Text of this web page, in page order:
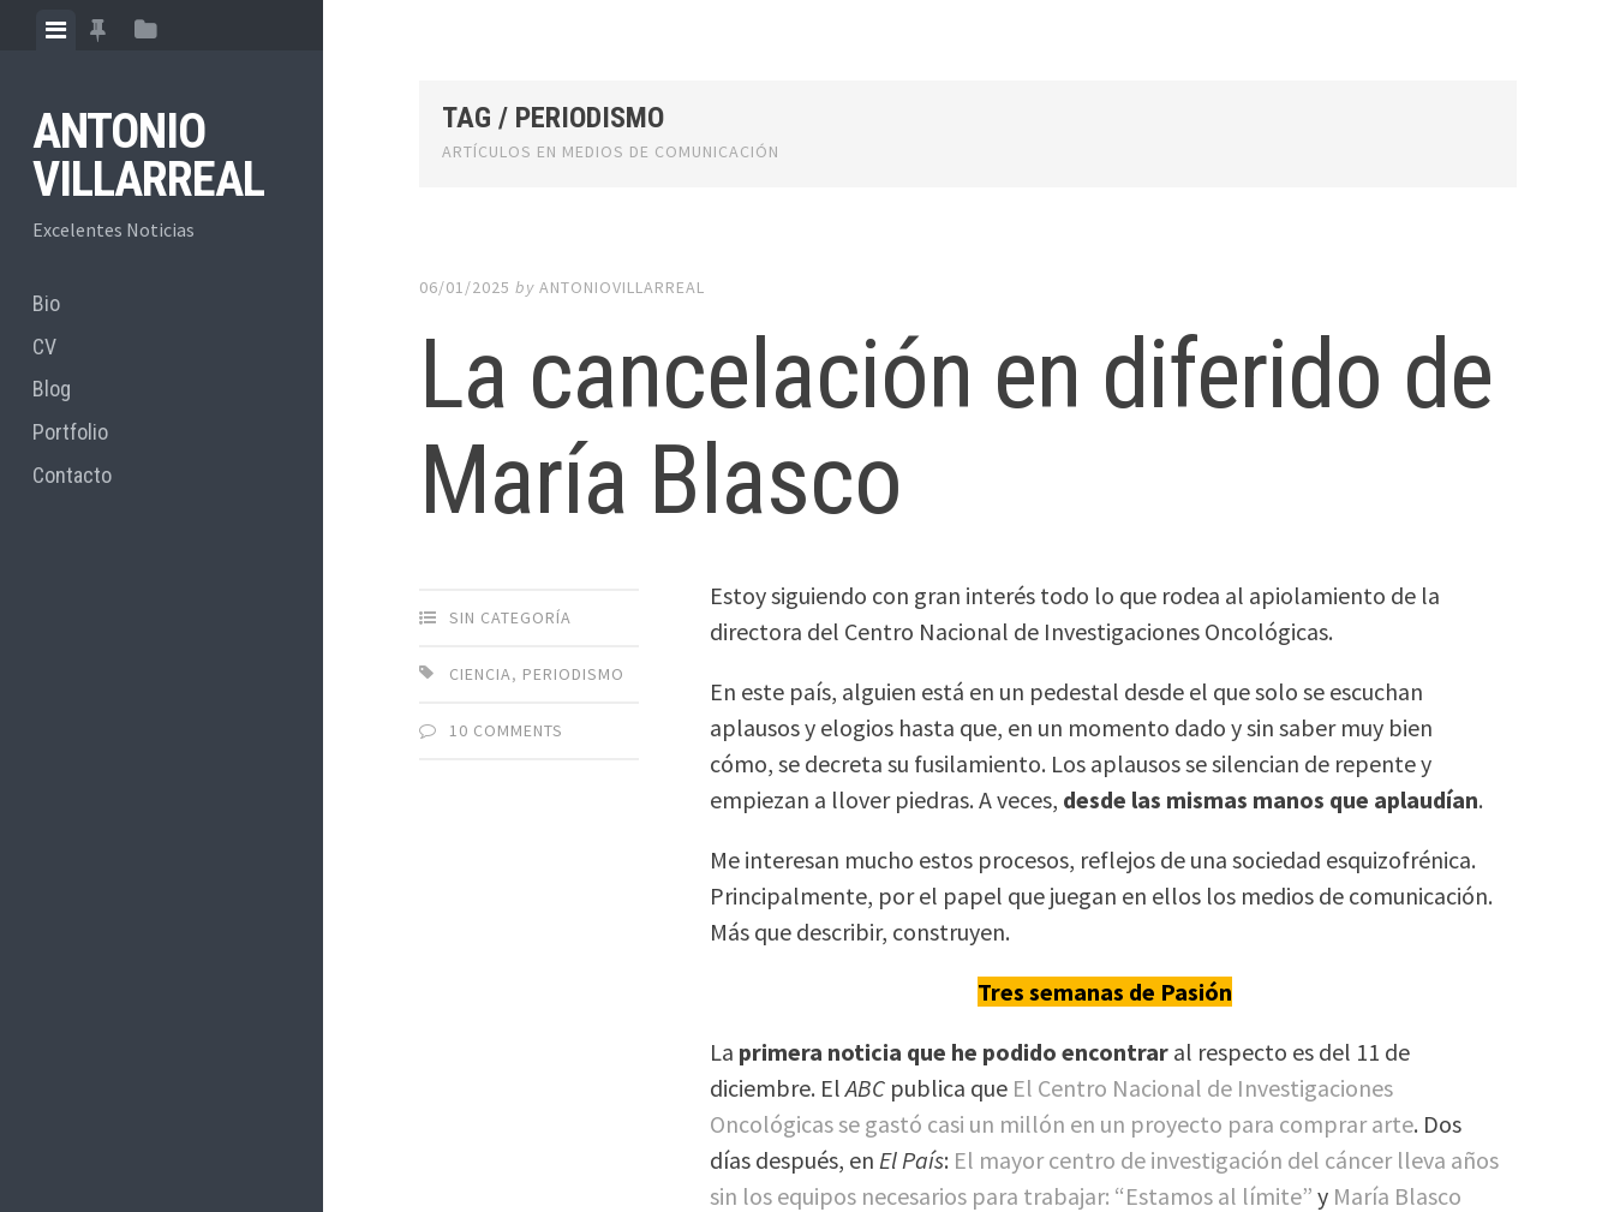
ViewView View
ANTONIO
VILLARREAL
Excelentes Noticias
Bio
CV
Blog
Portfolio
Contacto
TAG / PERIODISMO
ARTÍCULOS EN MEDIOS DE COMUNICACIÓN
06/01/2025 byANTONIOVILLARREAL
La cancelación en diferido de
María Blasco
SIN CATEGORÍA
CIENCIA, PERIODISMO
10 COMMENTS
Estoy siguiendo con gran interés todo lo que rodea al apiolamiento de la
directora del Centro Nacional de Investigaciones Oncológicas.
En este país, alguien está en un pedestal desde el que solo se escuchan
aplausos y elogios hasta que, en un momento dado y sin saber muy bien
cómo, se decreta su fusilamiento. Los aplausos se silencian de repente y
empiezan a llover piedras. A veces, desde las mismas manos que aplaudían.
Me interesan mucho estos procesos, reflejos de una sociedad esquizofrénica.
Principalmente, por el papel que juegan en ellos los medios de comunicación.
Más que describir, construyen.
Tres semanas de Pasión
La primera noticia que he podido encontrar al respecto es del 11 de
diciembre. ElABC publica que El Centro Nacional de Investigaciones
Oncológicas se gastó casi un millón en un proyecto para comprar arte. Dos
días después, en El País: El mayor centro de investigación del cáncer lleva años
sin los equipos necesarios para trabajar: “Estamos al límite” y María Blasco